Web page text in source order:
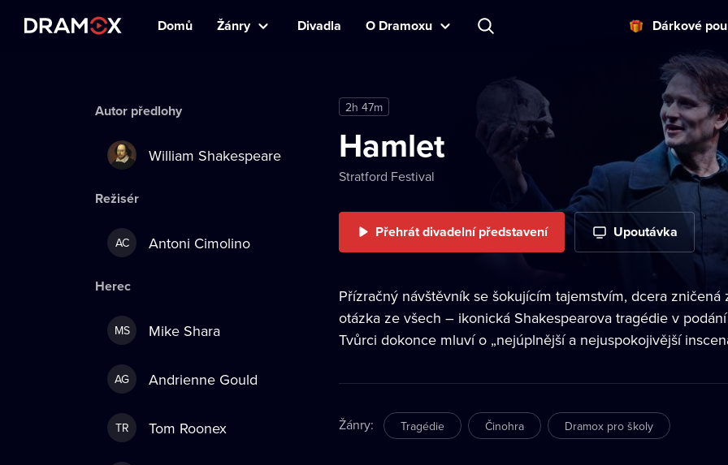
Domů Žánry Divadla O Dramoxu Dárkové
2h 47m
Hamlet
Stratford Festival
Přehrát divadelní představení Upoutávka
Přízračný návštěvník se šokujícím tajemstvím, dcera
otázka ze všech – ikonická Shakespearova tragédie v
Tvůrci dokonce mluví o „nejúplnější a nejuspokojivější
Žánry: Tragédie Činohra Dramox pro školy
Autor předlohy
William Shakespeare
Režisér
AC Antoni Cimolino
Herec
MS Mike Shara
AG Andrienne Gould
TR Tom Roonex